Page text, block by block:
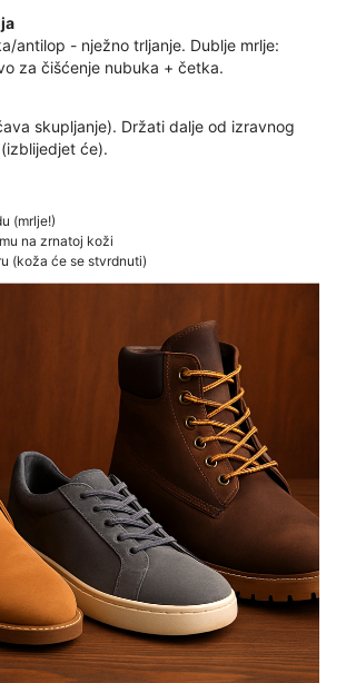
antilop - nježno trljanje. Dublje mrlje:
za čišćenje nubuka + četka.
skupljanje). Držati dalje od izravnog
će).
(mrlje!)
na zrnatoj koži
(koža će se stvrdnuti)